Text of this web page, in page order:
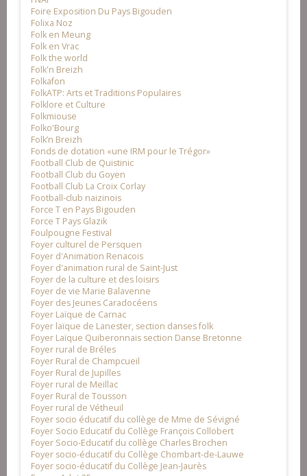
Foire Exposition Du Pays Bigouden
Folixa Noz
Folk en Meung
Folk en Vrac
Folk the world
Folk'n Breizh
Folkafon
FolkATP: Arts et Traditions Populaires
Folklore et Culture
Folkmiouse
Folko'Bourg
Folk’n Breizh
Fonds de dotation «une IRM pour le Trégor»
Football Club de Quistinic
Football Club du Goyen
Football Club La Croix Corlay
Football-club naizinois
Force T en Pays Bigouden
Force T Pays Glazik
Foulpougne Festival
Foyer culturel de Persquen
Foyer d'Animation Renacois
Foyer d'animation rural de Saint-Just
Foyer de la culture et des loisirs
Foyer de vie Marie Balavenne
Foyer des Jeunes Caradocéens
Foyer Laïque de Carnac
Foyer laïque de Lanester, section danses folk
Foyer Laïque Quiberonnais section Danse Bretonne
Foyer rural de Bréles
Foyer Rural de Champcueil
Foyer Rural de Jupilles
Foyer rural de Meillac
Foyer Rural de Tousson
Foyer rural de Vétheuil
Foyer socio éducatif du collège de Mme de Sévigné
Foyer Socio Educatif du Collège François Collobert
Foyer Socio-Educatif du collège Charles Brochen
Foyer socio-éducatif du Collège Chombart-de-Lauwe
Foyer socio-éducatif du Collège Jean-Jaurès